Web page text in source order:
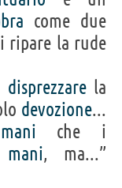
come due
ripare la rude
disprezzarela
devozione...
mani che i
mani, ma...”